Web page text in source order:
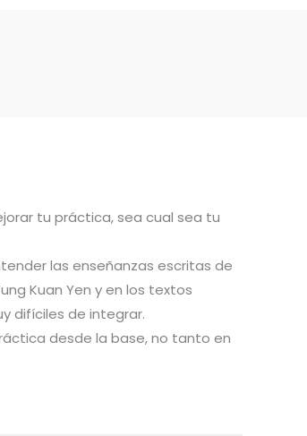
tu práctica, sea cual sea tu
las enseñanzas escritas de
Kuan Yen y en los textos
difíciles de integrar.
desde la base, no tanto en